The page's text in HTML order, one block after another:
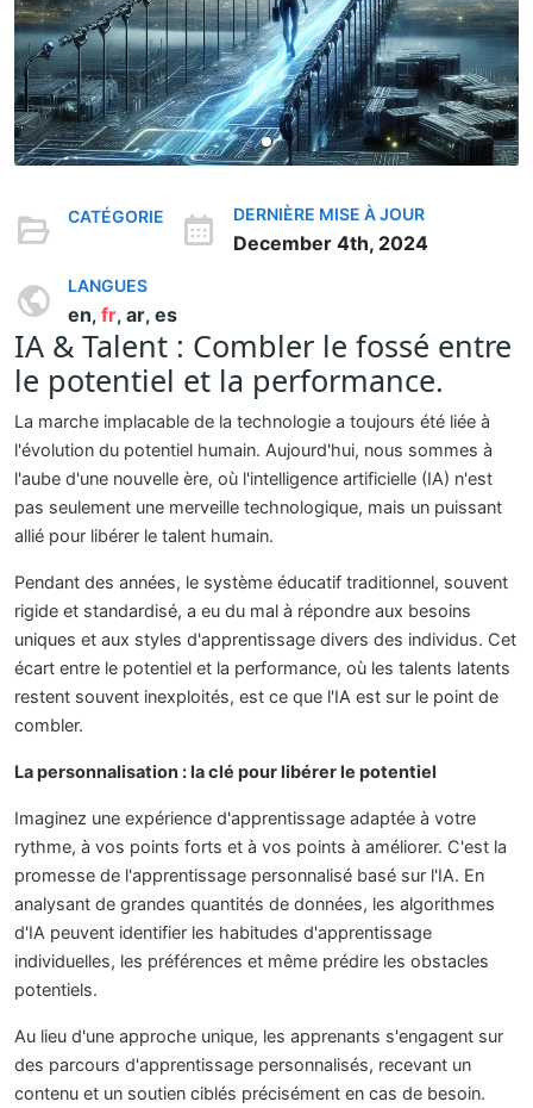
CATÉGORIE DERNIÈRE MISE À JOUR
December 4th, 2024
LANGUES
en, fr, ar, es
IA & Talent : Combler le fossé entre
le potentiel et la performance.
La marche implacable de la technologie a toujours été liée à
l'évolution du potentiel humain. Aujourd'hui, nous sommes à
l'aube d'une nouvelle ère, où l'intelligence artificielle (IA) n'est
pas seulement une merveille technologique, mais un puissant
allié pour libérer le talent humain.
Pendant des années, le système éducatif traditionnel, souvent
rigide et standardisé, a eu du mal à répondre aux besoins
uniques et aux styles d'apprentissage divers des individus. Cet
écart entre le potentiel et la performance, où les talents latents
restent souvent inexploités, est ce que l'IA est sur le point de
combler.
La personnalisation : la clé pour libérer le potentiel
Imaginez une expérience d'apprentissage adaptée à votre
rythme, à vos points forts et à vos points à améliorer. C'est la
promesse de l'apprentissage personnalisé basé sur l'IA. En
analysant de grandes quantités de données, les algorithmes
d'IA peuvent identifier les habitudes d'apprentissage
individuelles, les préférences et même prédire les obstacles
potentiels.
Au lieu d'une approche unique, les apprenants s'engagent sur
des parcours d'apprentissage personnalisés, recevant un
contenu et un soutien ciblés précisément en cas de besoin.